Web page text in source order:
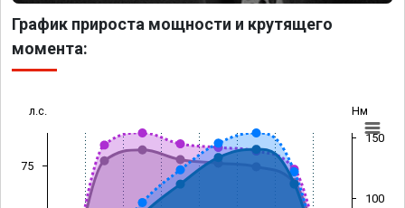
График прироста мощности и крутящего
момента:
л.с. Нм
75
100
150